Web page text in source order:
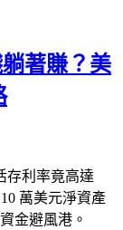
著賺？美
存利率竟高達
萬美元淨資產
金避風港。